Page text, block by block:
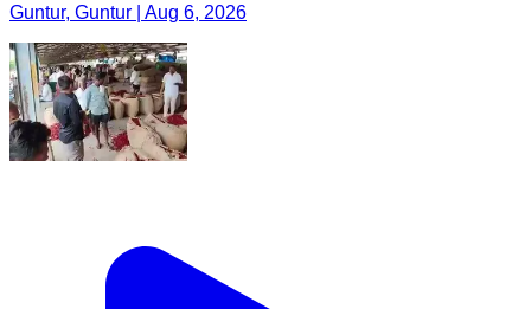
Guntur, Guntur | Aug 6, 2026